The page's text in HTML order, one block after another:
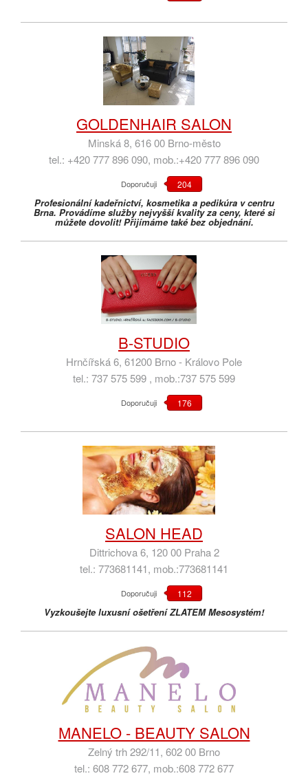
GOLDENHAIR SALON
Minská 8, 616 00 Brno-město
tel.: +420 777 896 090, mob.:+420 777 896 090
Doporučuji 204
Profesionální kadeřnictví, kosmetika a pedikúra v centru
Brna. Provádíme služby nejvyšší kvality za ceny, které si
můžete dovolit! Přijímáme také bez objednání.
B-STUDIO
Hrnčířská 6, 61200 Brno - Královo Pole
tel.: 737 575 599 , mob.:737 575 599
Doporučuji 176
SALON HEAD
Dittrichova 6, 120 00 Praha 2
tel.: 773681141, mob.:773681141
Doporučuji 112
Vyzkoušejte luxusní ošetření ZLATEM Mesosystém!
MANELO - BEAUTY SALON
Zelný trh 292/11, 602 00 Brno
tel.: 608 772 677, mob.:608 772 677